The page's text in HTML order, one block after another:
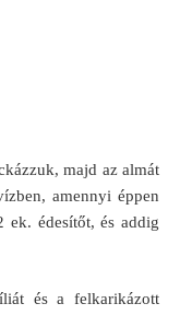
majd az almát
amennyi éppen
ek. édesítőt, és addig
és a felkarikázott